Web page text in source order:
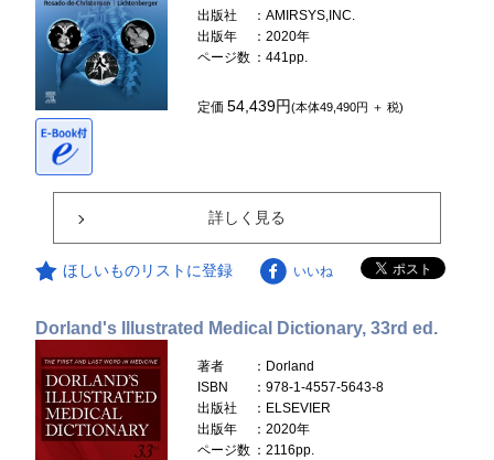
出版社
：AMIRSYS,INC.
出版年
：2020年
ページ数 ：441pp.
定価54,439円(本体49,490円 ＋ 税)
詳しく見る
ほしいものリストに登録 いいね
Dorland's Illustrated Medical Dictionary, 33rd ed.
著者
：Dorland
ISBN
：978-1-4557-5643-8
出版社
：ELSEVIER
出版年
：2020年
ページ数 ：2116pp.